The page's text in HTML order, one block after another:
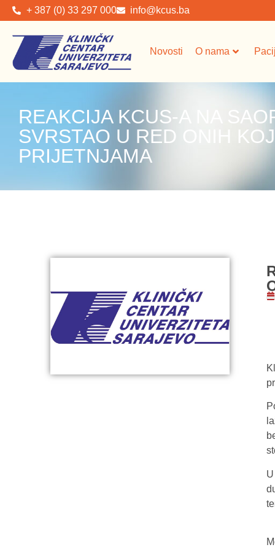
+ 387 (0) 33 297 000 info@kcus.ba
Novosti O nama
REAKCIJA KCUS-A NA
SVRSTAO U RED ONIH
PRIJETNJAMA